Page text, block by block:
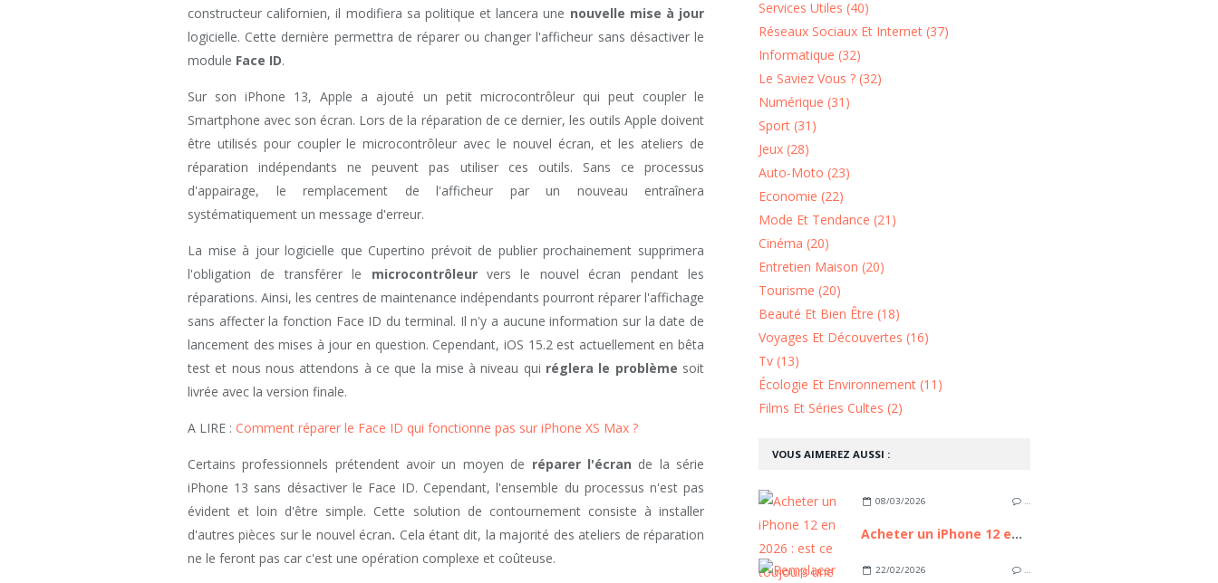
constructeur californien, il modifiera sa politique et lancera une nouvelle mise à jour
logicielle. Cette dernière permettra de réparer ou changer l'afficheur sans désactiver le
module Face ID.
Sur son iPhone 13, Apple a ajouté un petit microcontrôleur qui peut coupler le
Smartphone avec son écran. Lors de la réparation de ce dernier, les outils Apple doivent
être utilisés pour coupler le microcontrôleur avec le nouvel écran, et les ateliers de
réparation indépendants ne peuvent pas utiliser ces outils. Sans ce processus
d'appairage, le remplacement de l'afficheur par un nouveau entraînera
systématiquement un message d'erreur.
La mise à jour logicielle que Cupertino prévoit de publier prochainement supprimera
l'obligation de transférer le microcontrôleurvers le nouvel écran pendant les
réparations. Ainsi, les centres de maintenance indépendants pourront réparer l'affichage
sans affecter la fonction Face ID du terminal. Il n'y a aucune information sur la date de
lancement des mises à jour en question. Cependant, iOS 15.2 est actuellement en bêta
test et nous nous attendons à ce que la mise à niveau qui réglera le problème soit
livrée avec la version finale.
A LIRE : Comment réparer le Face ID qui fonctionne pas sur iPhone XS Max ?
Certains professionnels prétendent avoir un moyen de réparer l'écran de la série
iPhone 13 sans désactiver le Face ID. Cependant, l'ensemble du processus n'est pas
évident et loin d'être simple. Cette solution de contournement consiste à installer
d'autres pièces sur le nouvel écran. Cela étant dit, la majorité des ateliers de réparation
ne le feront pas car c'est une opération complexe et coûteuse.
VOUS AIMEREZ AUSSI :
08/03/2026 …
Acheter un iPhone 12 en 2026 : est ce toujours une bonne affaire ?
22/02/2026 …
Services Utiles (40)
Réseaux Sociaux Et Internet (37)
Informatique (32)
Le Saviez Vous ? (32)
Numérique (31)
Sport (31)
Jeux (28)
Auto-Moto (23)
Economie (22)
Mode Et Tendance (21)
Cinéma (20)
Entretien Maison (20)
Tourisme (20)
Beauté Et Bien Être (18)
Voyages Et Découvertes (16)
Tv (13)
Écologie Et Environnement (11)
Films Et Séries Cultes (2)